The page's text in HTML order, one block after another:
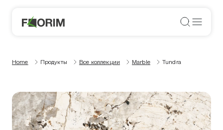
Home Продукты Все коллекции Marble Tundra